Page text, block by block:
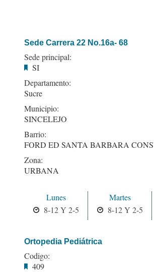
Sede Carrera 22 No.16a- 68
Sede principal:
SI
Departamento:
Sucre
Municipio:
SINCELEJO
Barrio:
FORD ED SANTA BARBARA
Zona:
URBANA
Lunes
8-12 Y 2-5
Martes
8-12 Y 2-5
Ortopedia Pediátrica
Codigo:
409